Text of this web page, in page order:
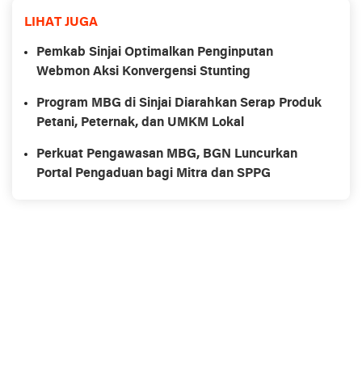
LIHAT JUGA
Pemkab Sinjai Optimalkan Penginputan
Webmon Aksi Konvergensi Stunting
Program MBG di Sinjai Diarahkan Serap Produk
Petani, Peternak, dan UMKM Lokal
Perkuat Pengawasan MBG, BGN Luncurkan
Portal Pengaduan bagi Mitra dan SPPG